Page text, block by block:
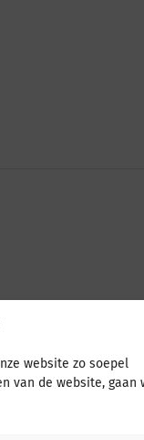
website zo soepel
van de website, gaan